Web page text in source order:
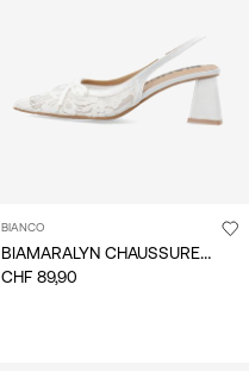
BIANCO
BIAMARALYN CHAUSSURES À BRIDE ARRIÈRE
CHF 89,90